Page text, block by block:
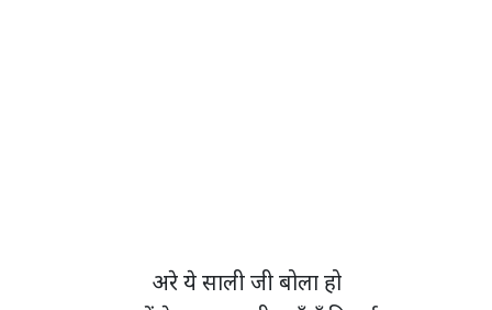
अरे ये साली जी बोला हो